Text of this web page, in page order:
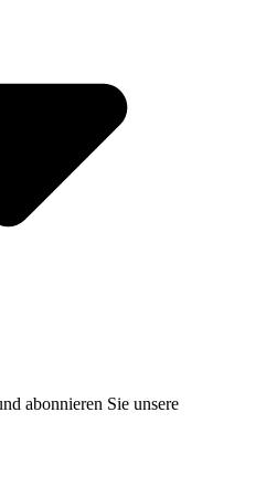
abonnieren Sie unsere